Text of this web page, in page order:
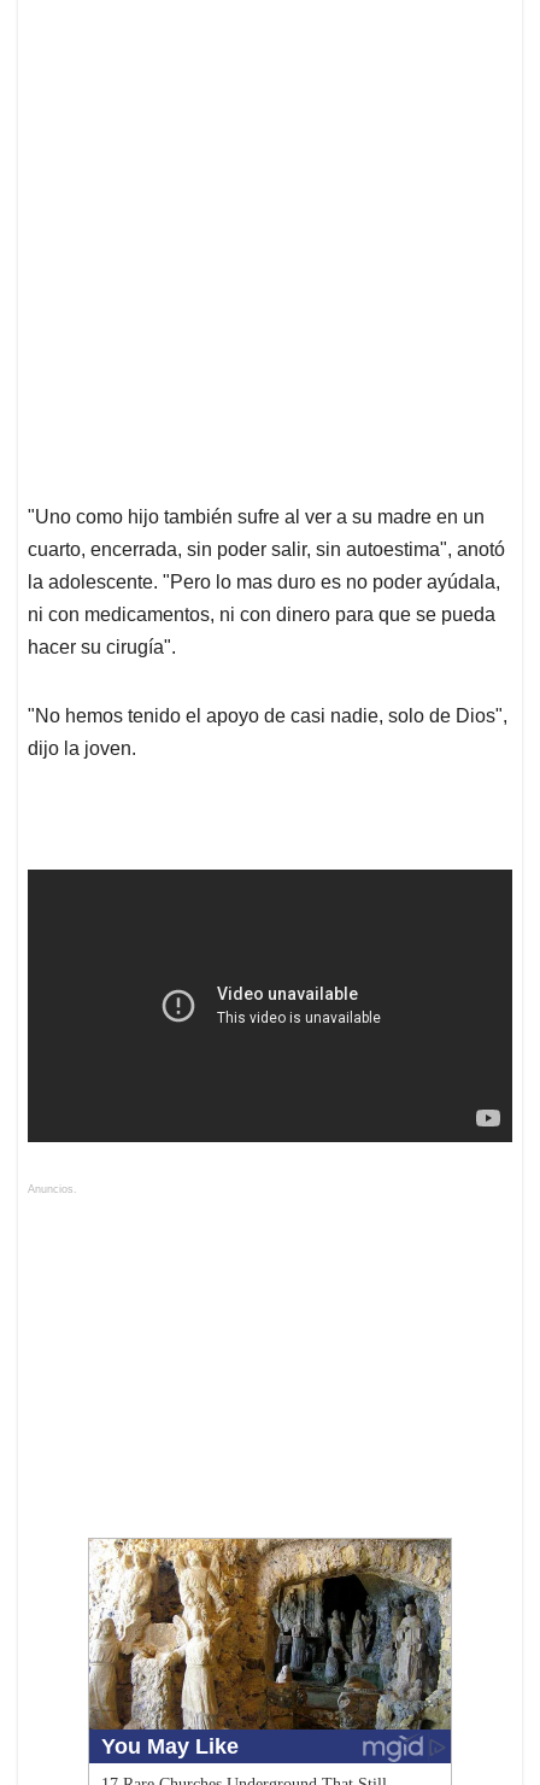
"Uno como hijo también sufre al ver a su madre en un
cuarto, encerrada, sin poder salir, sin autoestima", anotó
la adolescente. "Pero lo mas duro es no poder ayúdala,
ni con medicamentos, ni con dinero para que se pueda
hacer su cirugía".
"No hemos tenido el apoyo de casi nadie, solo de Dios",
dijo la joven.
Anuncios.